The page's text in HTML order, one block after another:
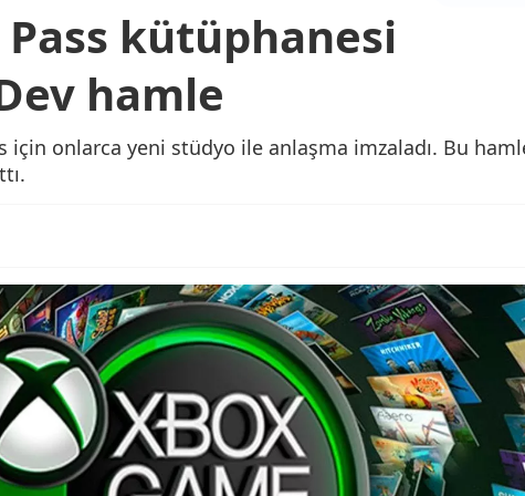
kütüphanesi
hamle
için onlarca yeni stüdyo ile anlaşma imzaladı. Bu